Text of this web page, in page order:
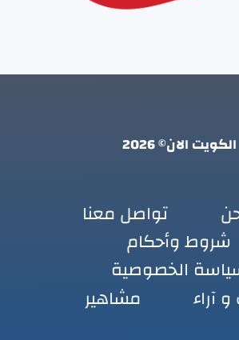
الكويت الان© 2026
تواصل معنا
شروط وأحكام
الخصوصية
آراء
مشاهير